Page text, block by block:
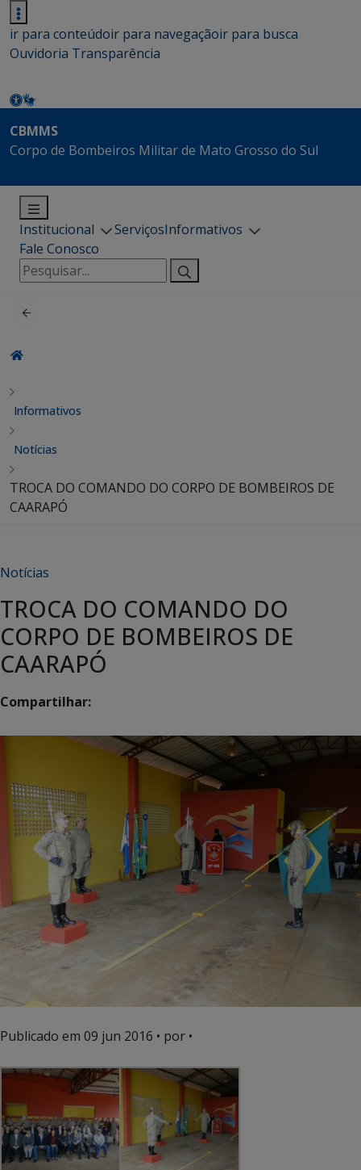
ir para conteúdoir para navegaçãoir para busca
Ouvidoria Transparência
CBMMS
Corpo de Bombeiros Militar de Mato Grosso do Sul
Institucional ServiçosInformativos
Fale Conosco
Pesquisar
por:
Informativos
Notícias
TROCA DO COMANDO DO CORPO DE BOMBEIROS DE
CAARAPÓ
Notícias
TROCA DO COMANDO DO
CORPO DE BOMBEIROS DE
CAARAPÓ
Compartilhar:
Publicado em 09 jun 2016 • por •